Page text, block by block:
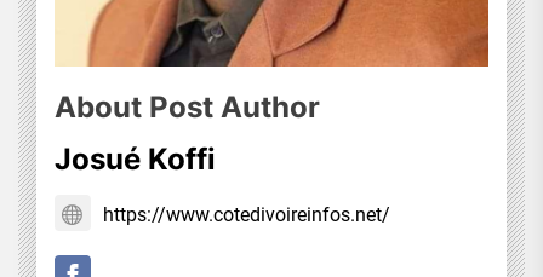
About Post Author
Josué Koffi
https://www.cotedivoireinfos.net/